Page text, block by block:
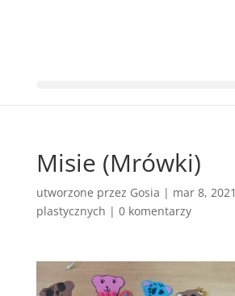
Misie (Mrówki)
utworzone przez Gosia | mar 8, 2021
plastycznych | 0 komentarzy